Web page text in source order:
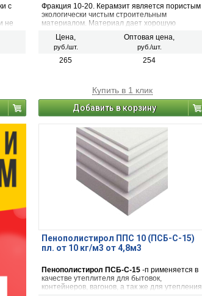
с
не
Фракция 10-20. Керамзит является пористым
экологически чистым строительным
материалом. Материал дает хорошую
помещении тепло.
Цена,
руб./шт.
Оптовая цена,
руб./шт.
265 254
Купить в 1 клик
Добавить в корзину
Пенополистирол ППС 10 (ПСБ-С-15)
пл. от 10 кг/м3 от 4,8м3
Пенополистирол ПСБ-С-15-п рименяется в
качестве утеплителя для бытовок,
контейнеров, вагонов, а так же для утепления